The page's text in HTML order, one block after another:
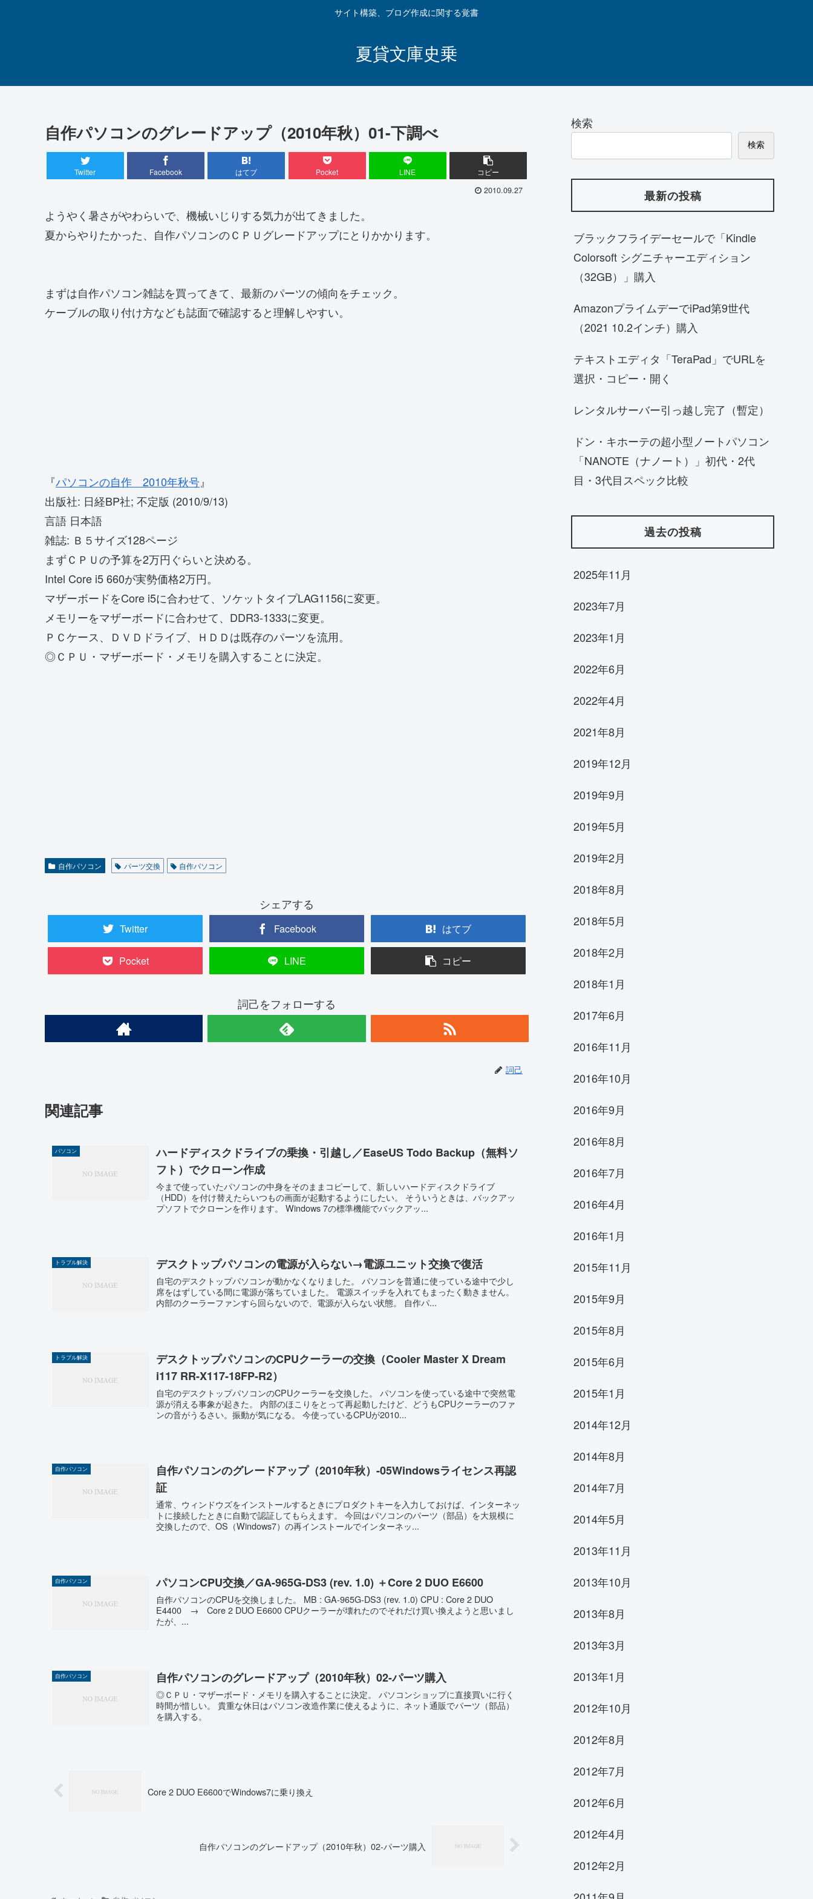
サイト構築、ブログ作成に関する覚書
夏貸文庫史乗
自作パソコンのグレードアップ（2010年秋）01-下調べ
Twitter Facebook はてブ Pocket LINE コピー
2010.09.27
ようやく暑さがやわらいで、機械いじりする気力が出てきました。
夏からやりたかった、自作パソコンのＣＰＵグレードアップにとりかかります。
まずは自作パソコン雑誌を買ってきて、最新のパーツの傾向をチェック。
ケーブルの取り付け方なども誌面で確認すると理解しやすい。
『パソコンの自作 2010年秋号』
出版社: 日経BP社; 不定版 (2010/9/13)
言語 日本語
雑誌: Ｂ５サイズ128ページ
まずＣＰＵの予算を2万円ぐらいと決める。
Intel Core i5 660が実勢価格2万円。
マザーボードをCore i5に合わせて、ソケットタイプLAG1156に変更。
メモリーをマザーボードに合わせて、DDR3-1333に変更。
ＰＣケース、ＤＶＤドライブ、ＨＤＤは既存のパーツを流用。
◎ＣＰＵ・マザーボード・メモリを購入することに決定。
自作パソコン パーツ交換 自作パソコン
シェアする
Twitter Facebook はてブ
Pocket LINE コピー
詞己をフォローする
詞己
関連記事
パソコン
ハードディスクドライブの乗換・引越し／EaseUS Todo Backup（無料ソ
フト）でクローン作成
今まで使っていたパソコンの中身をそのままコピーして、新しいハードディスクドライブ
（HDD）を付け替えたらいつもの画面が起動するようにしたい。 そういうときは、バックアッ
プソフトでクローンを作ります。 Windows 7の標準機能でバックアッ...
トラブル解決 デスクトップパソコンの電源が入らない→電源ユニット交換で復活
自宅のデスクトップパソコンが動かなくなりました。 パソコンを普通に使っている途中で少し
席をはずしている間に電源が落ちていました。 電源スイッチを入れてもまったく動きません。
内部のクーラーファンすら回らないので、電源が入らない状態。 自作パ...
トラブル解決
デスクトップパソコンのCPUクーラーの交換（Cooler Master X Dream
i117 RR-X117-18FP-R2）
自宅のデスクトップパソコンのCPUクーラーを交換した。 パソコンを使っている途中で突然電
源が消える事象が起きた。 内部のほこりをとって再起動したけど、どうもCPUクーラーのファ
ンの音がうるさい。振動が気になる。 今使っているCPUが2010...
自作パソコン
自作パソコンのグレードアップ（2010年秋）-05Windowsライセンス再認
証
通常、ウィンドウズをインストールするときにプロダクトキーを入力しておけば、インターネッ
トに接続したときに自動で認証してもらえます。 今回はパソコンのパーツ（部品）を大規模に
交換したので、OS（Windows7）の再インストールでインターネッ...
自作パソコン パソコンCPU交換／GA-965G-DS3 (rev. 1.0) ＋Core 2 DUO E6600
自作パソコンのCPUを交換しました。 MB : GA-965G-DS3 (rev. 1.0) CPU : Core 2 DUO
E4400 → Core 2 DUO E6600 CPUクーラーが壊れたのでそれだけ買い換えようと思いまし
たが、...
自作パソコン 自作パソコンのグレードアップ（2010年秋）02-パーツ購入
◎ＣＰＵ・マザーボード・メモリを購入することに決定。 パソコンショップに直接買いに行く
時間が惜しい。 貴重な休日はパソコン改造作業に使えるように、ネット通販でパーツ（部品）
を購入する。
Core 2 DUO E6600でWindows7に乗り換え
自作パソコンのグレードアップ（2010年秋）02-パーツ購入
検索
検索
最新の投稿
ブラックフライデーセールで「Kindle
Colorsoft シグニチャーエディション
（32GB）」購入
AmazonプライムデーでiPad第9世代
（2021 10.2インチ）購入
テキストエディタ「TeraPad」でURLを
選択・コピー・開く
レンタルサーバー引っ越し完了（暫定）
ドン・キホーテの超小型ノートパソコン
「NANOTE（ナノート）」初代・2代
目・3代目スペック比較
過去の投稿
2025年11月
2023年7月
2023年1月
2022年6月
2022年4月
2021年8月
2019年12月
2019年9月
2019年5月
2019年2月
2018年8月
2018年5月
2018年2月
2018年1月
2017年6月
2016年11月
2016年10月
2016年9月
2016年8月
2016年7月
2016年4月
2016年1月
2015年11月
2015年9月
2015年8月
2015年6月
2015年1月
2014年12月
2014年8月
2014年7月
2014年5月
2013年11月
2013年10月
2013年8月
2013年3月
2013年1月
2012年10月
2012年8月
2012年7月
2012年6月
2012年4月
2012年2月